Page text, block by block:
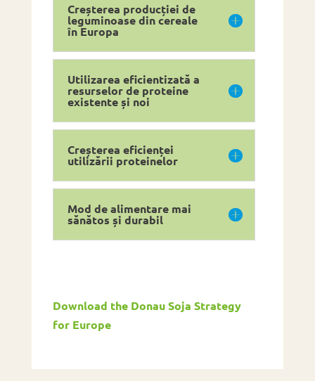
Creșterea producției de
leguminoase din cereale
în Europa
Utilizarea eficientizată a
resurselor de proteine
existente și noi
Creșterea eficienței
utilizării proteinelor
Mod de alimentare mai
sănătos și durabil
Download the Donau Soja Strategy
for Europe